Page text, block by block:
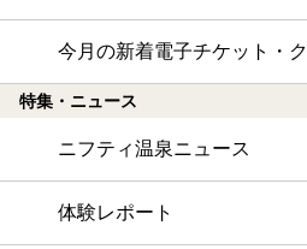
今月の新着電子チケット・
特集・ニュース
ニフティ温泉ニュース
体験レポート